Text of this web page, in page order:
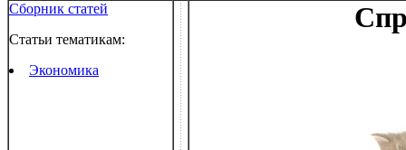
Сборник статей
Статьи тематикам:
Экономика